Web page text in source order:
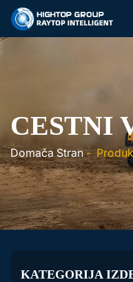
CESTNI
Domača Stran-
KATEGORIJA